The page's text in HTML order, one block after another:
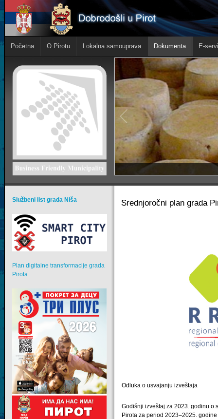
Početna O Pirotu Lokalna samouprava Dokumenta E-
Srednjoročni plan grada
Odluka o usvajanju izveštaja
Godišnji izveštaj za 2023. godinu o
Pirota za period 2023–2025. godine
Službeni list grada Niša
Plan digitalne transformacije grada
Pirota